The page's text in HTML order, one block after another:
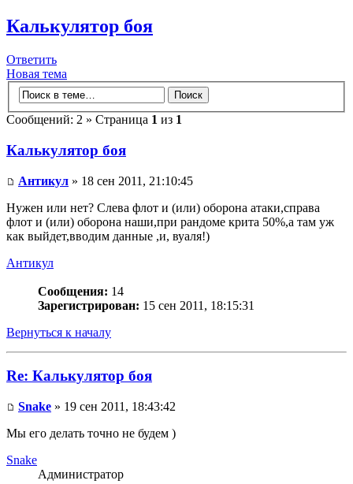
Калькулятор боя
Ответить
Новая тема
Сообщений: 2 » Страница 1 из 1
Калькулятор боя
Антикул » 18 сен 2011, 21:10:45
Нужен или нет? Слева флот и (или) оборона атаки,справа
флот и (или) оборона наши,при рандоме крита 50%,а там уж
как выйдет,вводим данные ,и, вуаля!)
Антикул
Сообщения: 14
Зарегистрирован: 15 сен 2011, 18:15:31
Вернуться к началу
Re: Калькулятор боя
Snake » 19 сен 2011, 18:43:42
Мы его делать точно не будем )
Snake
Администратор